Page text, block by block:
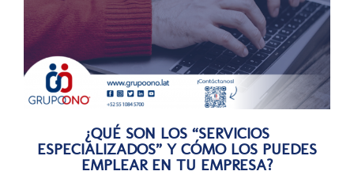
¿QUÉ SON LOS “SERVICIOS
ESPECIALIZADOS” Y CÓMO LOS PUEDES
EMPLEAR EN TU EMPRESA?